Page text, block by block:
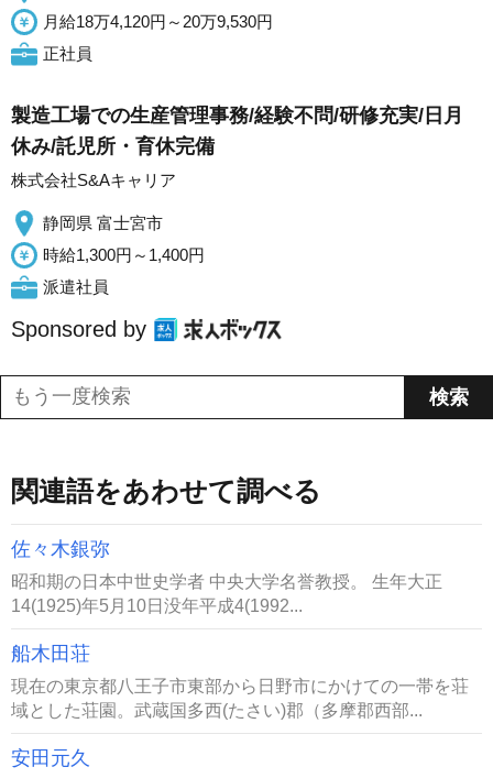
月給18万4,120円～20万9,530円
正社員
製造工場での生産管理事務/経験不問/研修充実/日月
休み/託児所・育休完備
株式会社S&Aキャリア
静岡県 富士宮市
時給1,300円～1,400円
派遣社員
Sponsored by
関連語をあわせて調べる
佐々木銀弥
昭和期の日本中世史学者 中央大学名誉教授。 生年大正
14(1925)年5月10日没年平成4(1992...
船木田荘
現在の東京都八王子市東部から日野市にかけての一帯を荘
域とした荘園。武蔵国多西(たさい)郡（多摩郡西部...
安田元久